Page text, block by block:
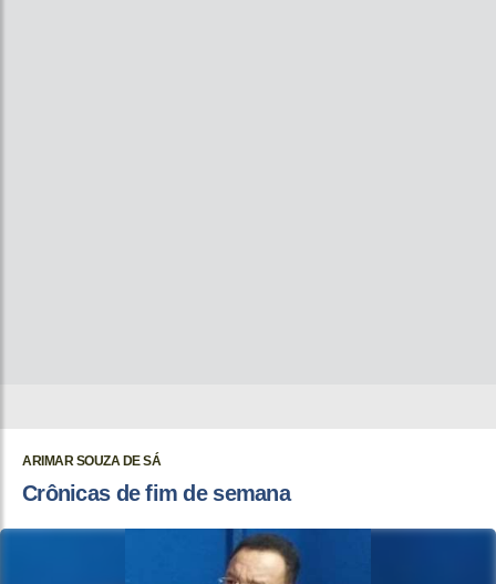
ARIMAR SOUZA DE SÁ
Crônicas de fim de semana